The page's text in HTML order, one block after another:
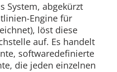
System, abgekürzt
Engine für
löst diese
auf. Es handelt
softwaredefinierte
die jeden einzelnen